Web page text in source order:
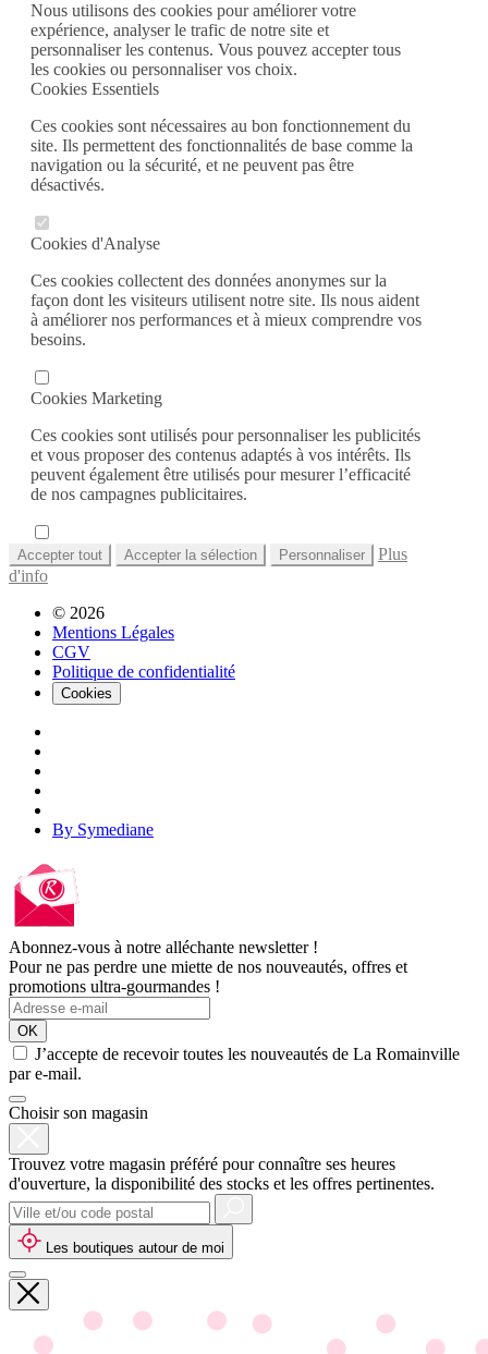
Nous utilisons des cookies pour améliorer votre
expérience, analyser le trafic de notre site et
personnaliser les contenus. Vous pouvez accepter tous
les cookies ou personnaliser vos choix.
Cookies Essentiels
Ces cookies sont nécessaires au bon fonctionnement du
site. Ils permettent des fonctionnalités de base comme la
navigation ou la sécurité, et ne peuvent pas être
désactivés.
Cookies d'Analyse
Ces cookies collectent des données anonymes sur la
façon dont les visiteurs utilisent notre site. Ils nous aident
à améliorer nos performances et à mieux comprendre vos
besoins.
Cookies Marketing
Ces cookies sont utilisés pour personnaliser les publicités
et vous proposer des contenus adaptés à vos intérêts. Ils
peuvent également être utilisés pour mesurer l’efficacité
de nos campagnes publicitaires.
Accepter tout Accepter la sélection Personnaliser
Plus
d'info
© 2026
Mentions Légales
CGV
Politique de confidentialité
Cookies
By Symediane
Abonnez-vous à notre alléchante newsletter !
Pour ne pas perdre une miette de nos nouveautés, offres et
promotions ultra-gourmandes !
OK
J’accepte de recevoir toutes les nouveautés de La Romainville
par e-mail.
Choisir son magasin
Trouvez votre magasin préféré pour connaître ses heures
d'ouverture, la disponibilité des stocks et les offres pertinentes.
Les boutiques autour de moi